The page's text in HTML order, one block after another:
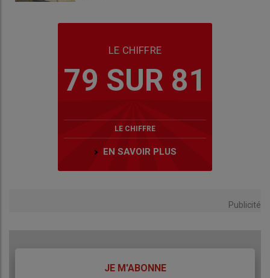
LE CHIFFRE
79 SUR 81
LE CHIFFRE
EN SAVOIR PLUS
Publicité
JE M'ABONNE